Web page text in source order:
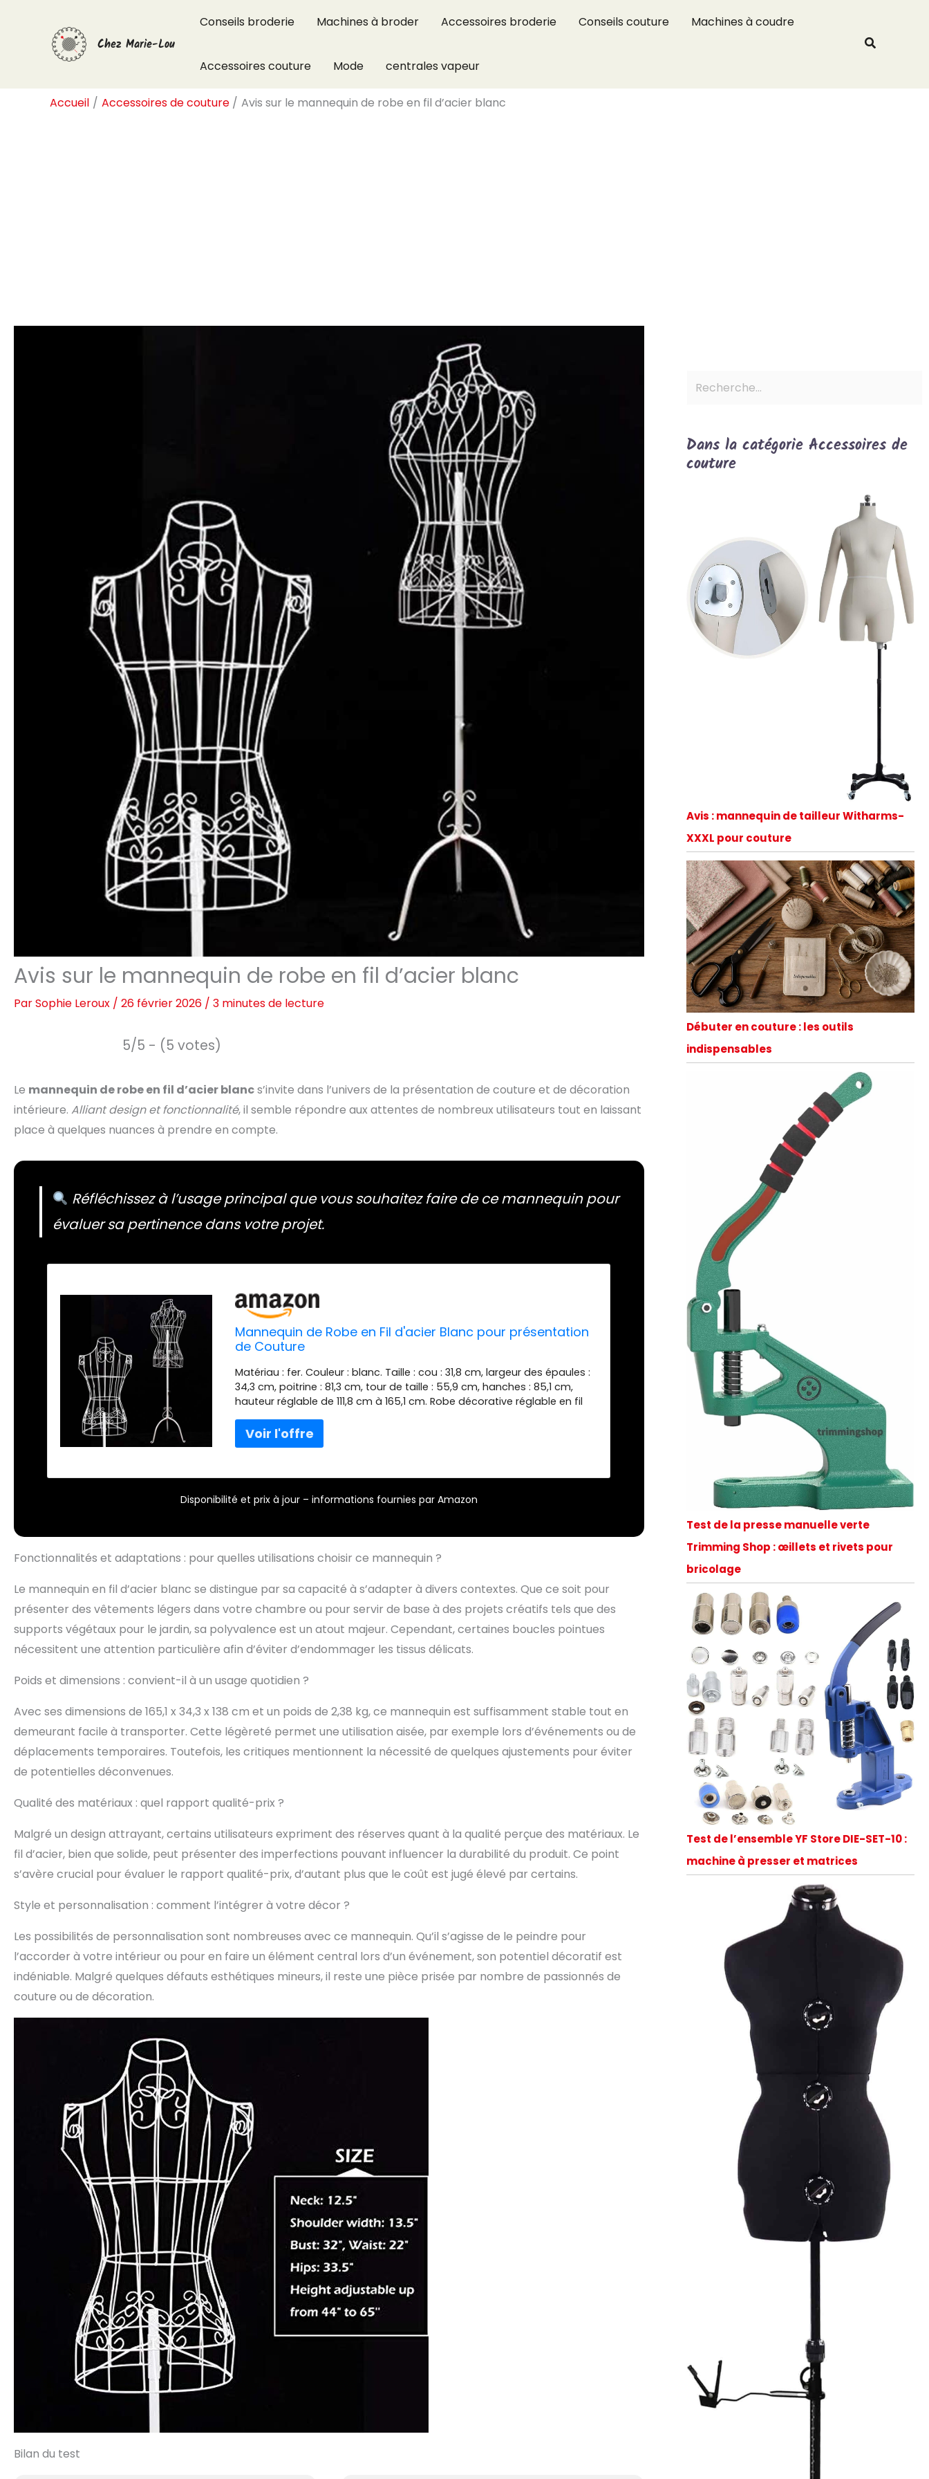
Chez Marie-Lou
Conseils broderie Machines à broder Accessoires broderie Conseils couture Machines à coudre
Accessoires couture Mode centrales vapeur
Accueil Accessoires de couture Avis sur le mannequin de robe en fil d’acier blanc
Avis sur le mannequin de robe en fil d’acier blanc
ParSophie Leroux / 26 février 2026 / 3 minutes de lecture
5/5 - (5 votes)
Le mannequin de robe en fil d’acier blancs’invite dans l’univers de la présentation de couture et de décoration
intérieure. Alliant design et fonctionnalité, il semble répondre aux attentes de nombreux utilisateurs tout en laissant
place à quelques nuances à prendre en compte.
Réfléchissez à l’usage principal que vous souhaitez faire de ce mannequin pour
évaluer sa pertinence dans votre projet.
Mannequin de Robe en Fil d'acier Blanc pour présentation
de Couture
Matériau : fer. Couleur : blanc. Taille : cou : 31,8 cm, largeur des épaules :
34,3 cm, poitrine : 81,3 cm, tour de taille : 55,9 cm, hanches : 85,1 cm,
hauteur réglable de 111,8 cm à 165,1 cm. Robe décorative réglable en fil
design élégant en volute. Cette robe autoportante a une poitrine, une
taille et des hanches pour femme, ce qui la rend idéale pour afficher
Disponibilité et prix à jour – informations fournies par Amazon
Fonctionnalités et adaptations : pour quelles utilisations choisir ce mannequin ?
Le mannequin en fil d’acier blanc se distingue par sa capacité à s’adapter à divers contextes. Que ce soit pour
présenter des vêtements légers dans votre chambre ou pour servir de base à des projets créatifs tels que des
supports végétaux pour le jardin, sa polyvalence est un atout majeur. Cependant, certaines boucles pointues
nécessitent une attention particulière afin d’éviter d’endommager les tissus délicats.
Poids et dimensions : convient-il à un usage quotidien ?
Avec ses dimensions de 165,1 x 34,3 x 138 cm et un poids de 2,38 kg, ce mannequin est suffisamment stable tout en
demeurant facile à transporter. Cette légèreté permet une utilisation aisée, par exemple lors d’événements ou de
déplacements temporaires. Toutefois, les critiques mentionnent la nécessité de quelques ajustements pour éviter
de potentielles déconvenues.
Qualité des matériaux : quel rapport qualité-prix ?
Malgré un design attrayant, certains utilisateurs expriment des réserves quant à la qualité perçue des matériaux. Le
fil d’acier, bien que solide, peut présenter des imperfections pouvant influencer la durabilité du produit. Ce point
s’avère crucial pour évaluer le rapport qualité-prix, d’autant plus que le coût est jugé élevé par certains.
Style et personnalisation : comment l’intégrer à votre décor ?
Les possibilités de personnalisation sont nombreuses avec ce mannequin. Qu’il s’agisse de le peindre pour
l’accorder à votre intérieur ou pour en faire un élément central lors d’un événement, son potentiel décoratif est
indéniable. Malgré quelques défauts esthétiques mineurs, il reste une pièce prisée par nombre de passionnés de
couture ou de décoration.
Bilan du test
Dans la catégorie Accessoires de
couture
Avis : mannequin de tailleur Witharms-
XXXL pour couture
Débuter en couture : les outils
indispensables
Test de la presse manuelle verte
Trimming Shop : œillets et rivets pour
bricolage
Test de l’ensemble YF Store DIE-SET-10 :
machine à presser et matrices